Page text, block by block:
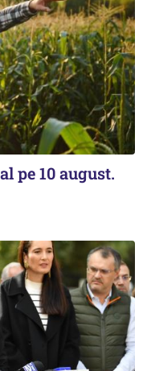
pe 10 august.